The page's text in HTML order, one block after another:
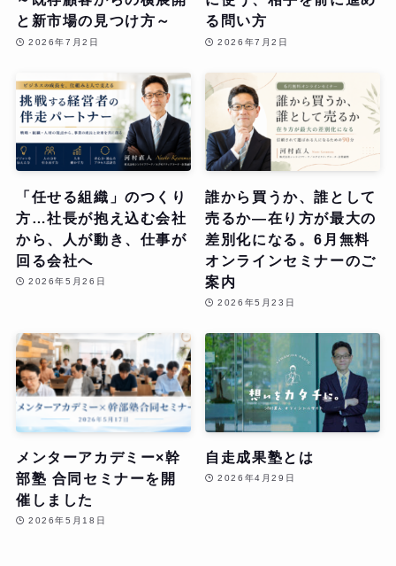
と新市場の見つけ方～
2026年7月2日
る問い方
2026年7月2日
「任せる組織」のつくり
方…社長が抱え込む会社
から、人が動き、仕事が
回る会社へ
2026年5月26日
誰から買うか、誰として
売るか—在り方が最大の
差別化になる。6月無料
オンラインセミナーのご
案内
2026年5月23日
メンターアカデミー×幹
部塾 合同セミナーを開
催しました
2026年5月18日
自走成果塾とは
2026年4月29日